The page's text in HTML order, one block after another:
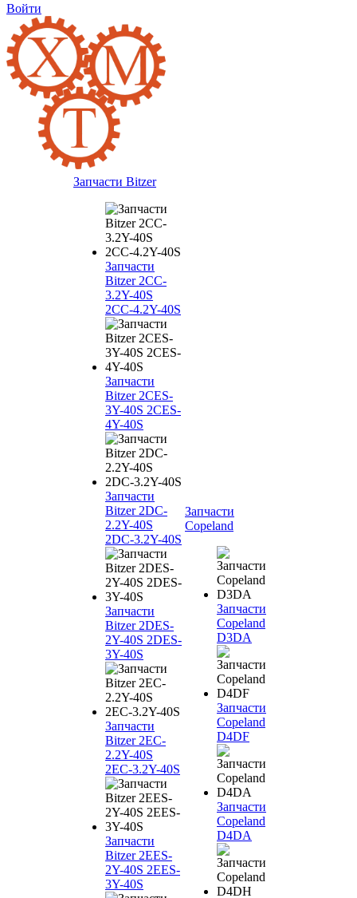
Войти
Запчасти Bitzer
Запчасти
Bitzer 2CC-
3.2Y-40S
2CC-4.2Y-40S
Запчасти
Bitzer 2CES-
3Y-40S 2CES-
4Y-40S
Запчасти
Bitzer 2DC-
2.2Y-40S
2DC-3.2Y-40S
Запчасти
Bitzer 2DES-
2Y-40S 2DES-
3Y-40S
Запчасти
Bitzer 2EC-
2.2Y-40S
2EC-3.2Y-40S
Запчасти
Bitzer 2EES-
2Y-40S 2EES-
3Y-40S
Запчасти
Copeland
Запчасти
Copeland
D3DA
Запчасти
Copeland
D4DF
Запчасти
Copeland
D4DA